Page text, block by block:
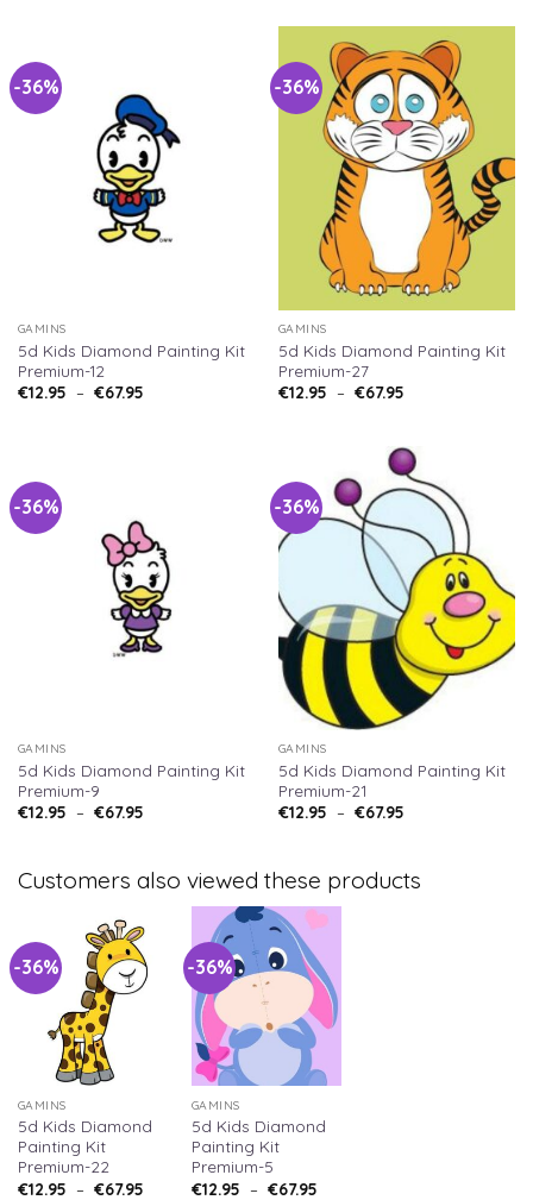
-36%
GAMINS
5d Kids Diamond Painting Kit
Premium-12
€12.95 – €67.95
-36%
GAMINS
5d Kids Diamond Painting Kit
Premium-27
€12.95 – €67.95
-36%
GAMINS
5d Kids Diamond Painting Kit
Premium-9
€12.95 – €67.95
-36%
GAMINS
5d Kids Diamond Painting Kit
Premium-21
€12.95 – €67.95
Customers also viewed these products
-36%
GAMINS
5d Kids Diamond
Painting Kit
Premium-22
€12.95 – €67.95
-36%
GAMINS
5d Kids Diamond
Painting Kit
Premium-5
€12.95 – €67.95